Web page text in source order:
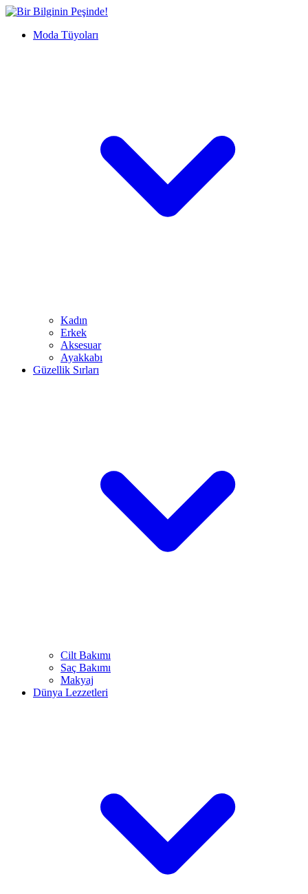
İçeriğe
Bir
Peşinde!Moda Tüyoları
Kadın
Erkek
Aksesuar
Ayakkabı
Güzellik Sırları
Cilt Bakımı
Saç Bakımı
Makyaj
Dünya Lezzetleri